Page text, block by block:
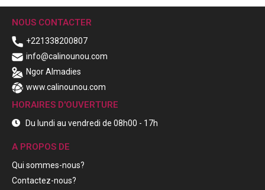
NOUS CONTACTER
+221338200807
info@calinounou.com
Ngor Almadies
www.calinounou.com
HORAIRES D'OUVERTURE
Du lundi au vendredi de 08h00 - 17h
A PROPOS DE
Qui sommes-nous?
Contactez-nous?